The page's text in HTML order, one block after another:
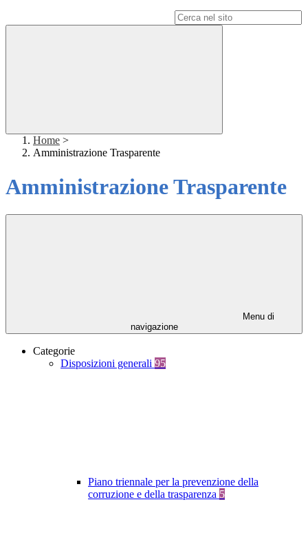
Home >
Amministrazione Trasparente
Amministrazione Trasparente
Menu di
navigazione
Categorie
Disposizioni generali 95
Piano triennale per la prevenzione della
corruzione e della trasparenza 5